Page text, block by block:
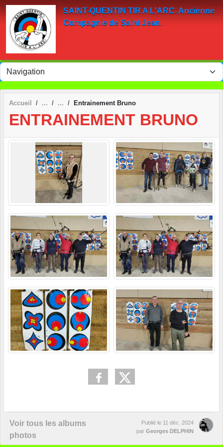
SAINT-QUENTIN TIR A L'ARC. Ancienne
Compagnie de Saint Jean.
Accueil Entrainement Bruno
ENTRAINEMENT BRUNO
Voir tous les albums
photos
Publié le 11 déc. 2024
par Georges DELPHIN
Panneau de gestion des cookies